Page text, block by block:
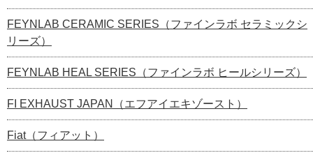
FEYNLAB CERAMIC SERIES（ファインラボ セラミックシ
リーズ）
FEYNLAB HEAL SERIES（ファインラボ ヒールシリーズ）
FI EXHAUST JAPAN（エフアイエキゾースト）
Fiat（フィアット）